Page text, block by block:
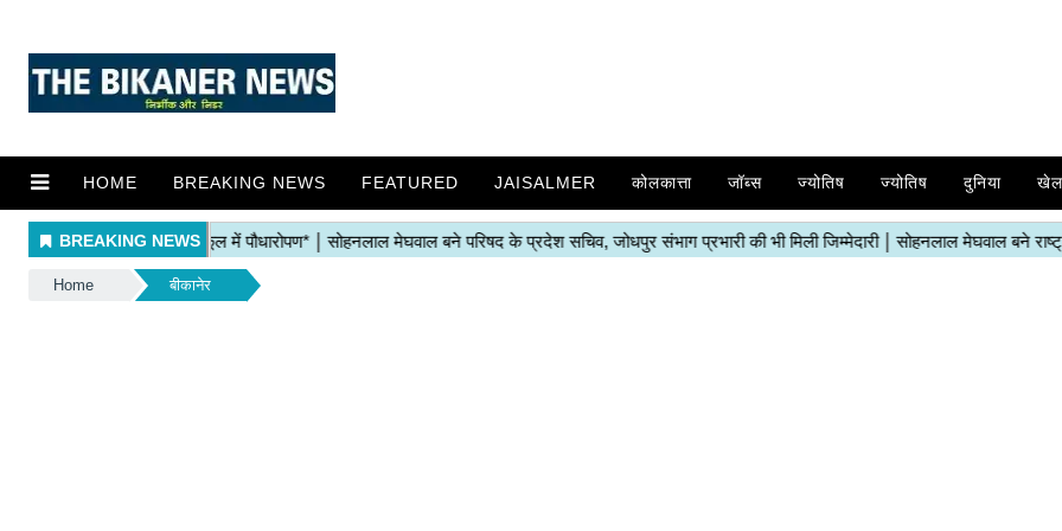
HOME BREAKING NEWS FEATURED JAISALMER कोलकात्ता जॉब्स ज्योतिष ज्योतिष दुनिया खेल
Home बीकानेर